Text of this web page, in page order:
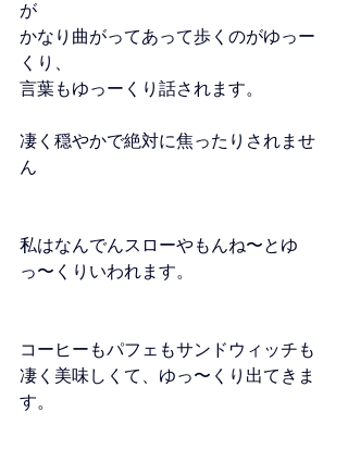
が
かなり曲がってあって歩くのがゆっー
くり、
言葉もゆっーくり話されます。
凄く穏やかで絶対に焦ったりされませ
ん
私はなんでんスローやもんね〜とゆ
っ〜くりいわれます。
コーヒーもパフェもサンドウィッチも
凄く美味しくて、ゆっ〜くり出てきま
す。